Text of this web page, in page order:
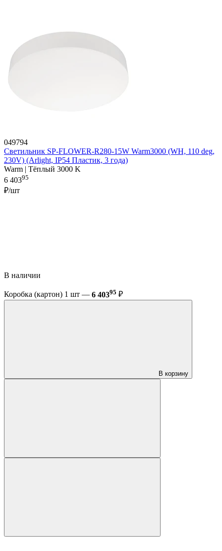
049794
Светильник SP-FLOWER-R280-15W Warm3000 (WH, 110 deg,
230V) (Arlight, IP54 Пластик, 3 года)
Warm | Тёплый 3000 K
6 40395
₽/шт
В наличии
Коробка (картон) 1 шт — 6 40395 ₽
В корзину